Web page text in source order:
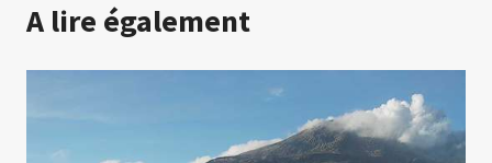
A lire également